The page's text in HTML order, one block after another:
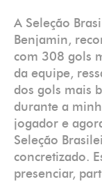
A Seleção
Benjamin,
com 308 gols
da equipe,
dos gols mais
durante a
jogador e
Seleção
concretizado.
presenciar,